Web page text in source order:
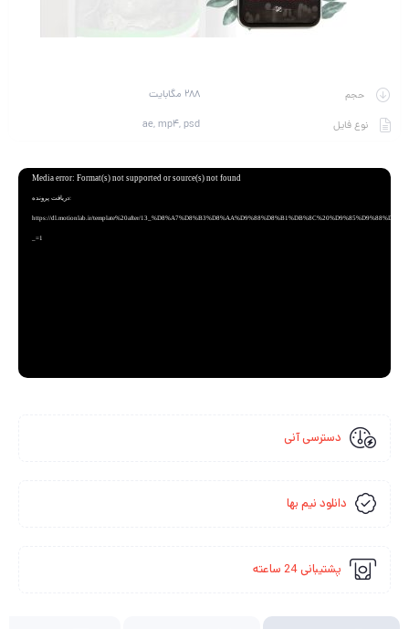
حجم 288 مگابایت
نوع فایل ae, mp4, psd
نمایشگر
Media error: Format(s) not supported or source(s) not found
دریافت پرونده:
https://dl.motionlab.ir/template%20after/
_=1
دسترسی آنی
دانلود نیم بها
پشتیبانی 24 ساعته